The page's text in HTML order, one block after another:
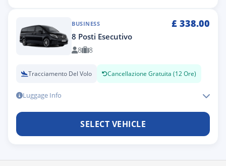
BUSINESS £ 338.00
8 Posti Esecutivo
8 8
Tracciamento Del Volo Cancellazione Gratuita (12 Ore)
Luggage Info
SELECT VEHICLE